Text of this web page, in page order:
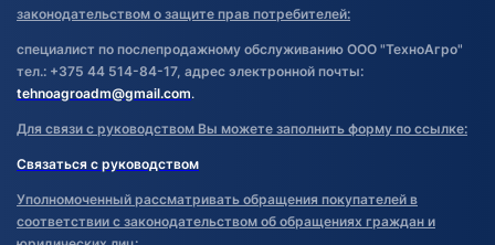
законодательством о защите прав потребителей:
специалист по послепродажному обслуживанию ООО "ТехноАгро"
тел.: +375 44 514-84-17, адрес электронной почты:
tehnoagroadm@gmail.com.
Для связи с руководством Вы можете заполнить форму по ссылке:
Связаться с руководством
Уполномоченный рассматривать обращения покупателей в
соответствии с законодательством об обращениях граждан и